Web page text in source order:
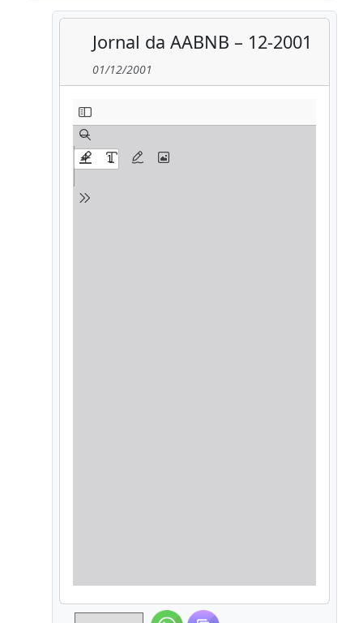
Jornal da AABNB – 12-2001
01/12/2001